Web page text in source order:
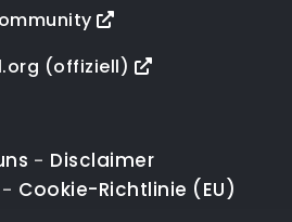
(offiziell)
- Disclaimer
- Cookie-Richtlinie (EU)